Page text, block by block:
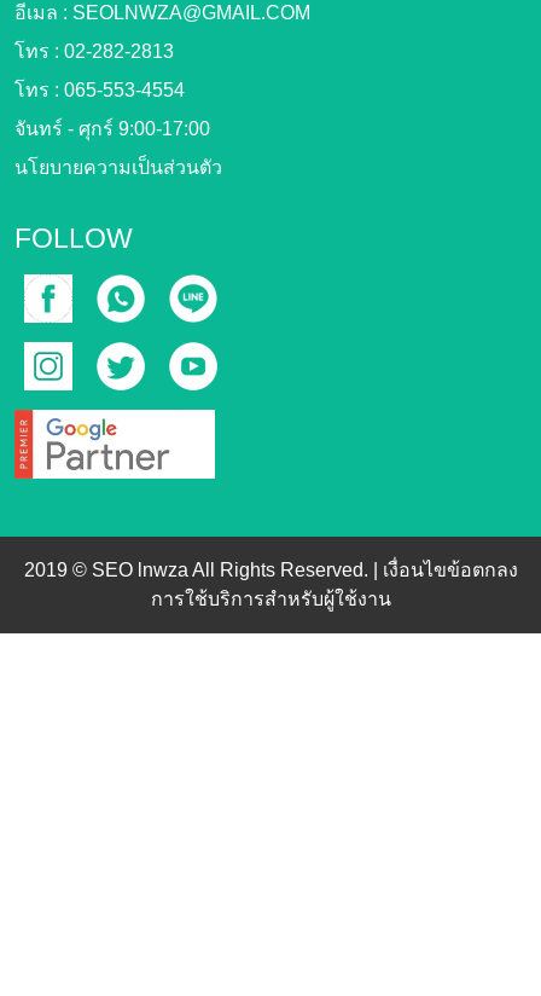
อีเมล : SEOLNWZA@GMAIL.COM
โทร : 02-282-2813
โทร : 065-553-4554
จันทร์ - ศุกร์ 9:00-17:00
นโยบายความเป็นส่วนตัว
FOLLOW
2019 © SEO lnwza All Rights Reserved. | เงื่อนไขข้อตกลง
การใช้บริการสำหรับผู้ใช้งาน